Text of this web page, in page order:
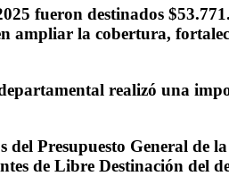
fueron destinados
ampliar la cobertura,
realizó una
Presupuesto General de
de Libre Destinación del